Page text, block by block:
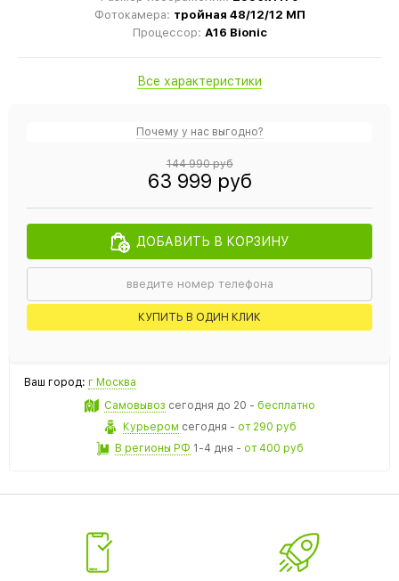
Фотокамера: тройная 48/12/12 МП
Процессор: A16 Bionic
Все характеристики
Почему у нас выгодно?
144 990 руб
63 999 руб
ДОБАВИТЬ В КОРЗИНУ
КУПИТЬ В ОДИН КЛИК
Ваш город: г Москва
Самовывоз сегодня до 20 - бесплатно
Курьером сегодня - от 290 руб
В регионы РФ 1-4 дня - от 400 руб